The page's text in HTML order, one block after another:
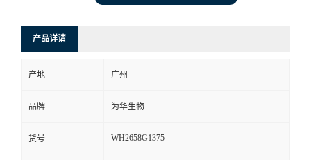
产品详请
产地 广州
品牌 为华生物
货号 WH2658G1375